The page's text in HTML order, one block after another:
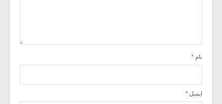
نام *
ایمیل *